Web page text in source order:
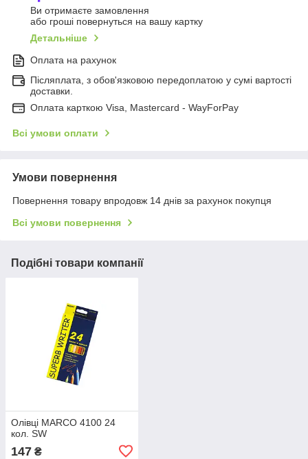
Ви отримаєте замовлення
або гроші повернуться на вашу картку
Детальніше
Оплата на рахунок
Післяплата, з обов'язковою передоплатою у сумі вартості
доставки.
Оплата карткою Visa, Mastercard - WayForPay
Всі умови оплати
Умови повернення
Повернення товару впродовж 14 днів за рахунок покупця
Всі умови повернення
Подібні товари компанії
Олівці MARCO 4100 24
кол. SW
147 ₴